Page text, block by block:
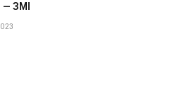
ЗМІ